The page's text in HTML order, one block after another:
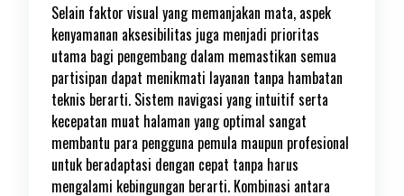
Selain faktor visual yang memanjakan mata, aspek
kenyamanan aksesibilitas juga menjadi prioritas
utama bagi pengembang dalam memastikan semua
partisipan dapat menikmati layanan tanpa hambatan
teknis berarti. Sistem navigasi yang intuitif serta
kecepatan muat halaman yang optimal sangat
membantu para pengguna pemula maupun profesional
untuk beradaptasi dengan cepat tanpa harus
mengalami kebingungan berarti. Kombinasi antara